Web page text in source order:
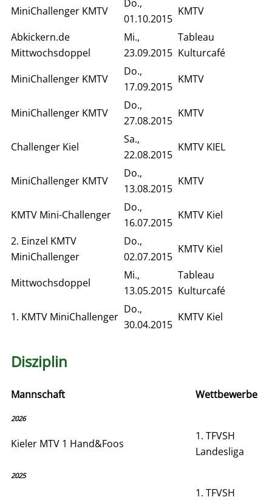
MiniChallenger KMTV
Do.,
01.10.2015
KMTV
Abkickern.de
Mittwochsdoppel
Mi.,
23.09.2015
Tableau
Kulturcafé
MiniChallenger KMTV
Do.,
17.09.2015
KMTV
MiniChallenger KMTV
Do.,
27.08.2015
KMTV
Challenger Kiel
Sa.,
22.08.2015
KMTV KIEL
MiniChallenger KMTV
Do.,
13.08.2015
KMTV
KMTV Mini-Challenger
Do.,
16.07.2015
KMTV Kiel
2. Einzel KMTV
MiniChallenger
Do.,
02.07.2015
KMTV Kiel
Mittwochsdoppel
Mi.,
13.05.2015
Tableau
Kulturcafé
1. KMTV MiniChallenger
Do.,
30.04.2015
KMTV Kiel
Disziplin
Mannschaft Wettbewerbe
2026
Kieler MTV 1 Hand&Foos
1. TFVSH
Landesliga
2025
1. TFVSH